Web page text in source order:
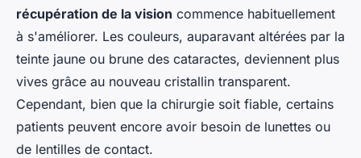
récupération de la vision commence habituellement
à s'améliorer. Les couleurs, auparavant altérées par la
teinte jaune ou brune des cataractes, deviennent plus
vives grâce au nouveau cristallin transparent.
Cependant, bien que la chirurgie soit fiable, certains
patients peuvent encore avoir besoin de lunettes ou
de lentilles de contact.